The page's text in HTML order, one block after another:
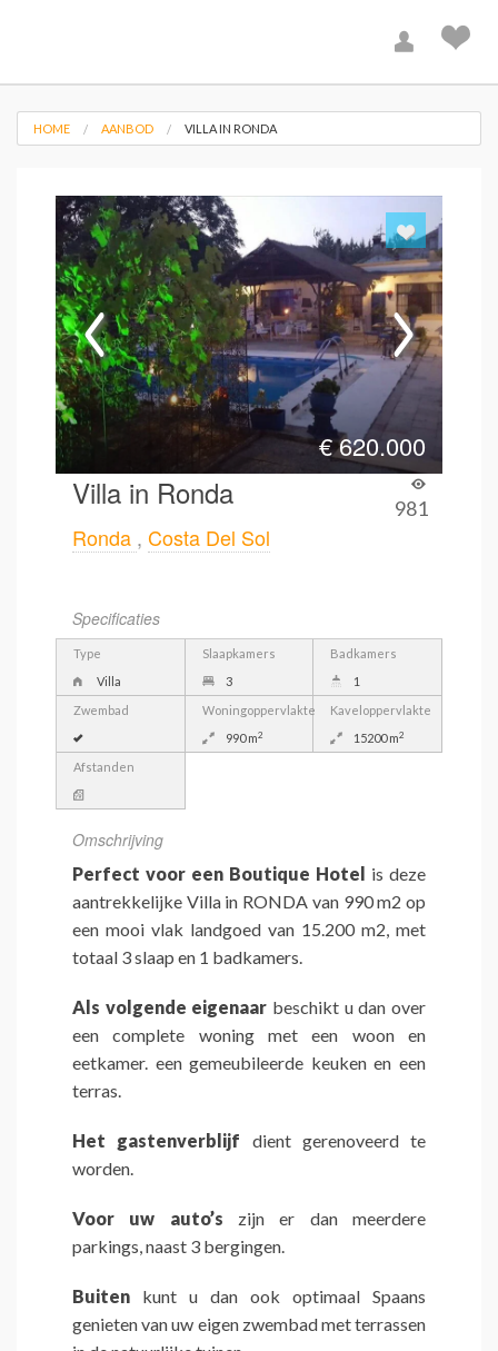
HOME AANBOD VILLA IN RONDA
€620.000
Villa in Ronda 981
Ronda , Costa Del Sol
Specificaties
Type
Villa
Slaapkamers
3
Badkamers
1
Zwembad
Woningoppervlakte
990 m2
Kaveloppervlakte
15200 m2
Afstanden
Omschrijving
Perfect voor een Boutique Hotel
is deze
aantrekkelijke Villa in RONDA van 990 m2 op
een mooi vlak landgoed van 15.200 m2, met
totaal 3 slaap en 1 badkamers.
Als volgende eigenaar beschikt u dan over
een complete woning met een woon en
eetkamer. een gemeubileerde keuken en een
terras.
Het gastenverblijf dient gerenoveerd te
worden.
Voor uw auto’s zijn er dan meerdere
parkings, naast 3 bergingen.
Buiten kunt u dan ook optimaal Spaans
genieten van uw eigen zwembad met terrassen